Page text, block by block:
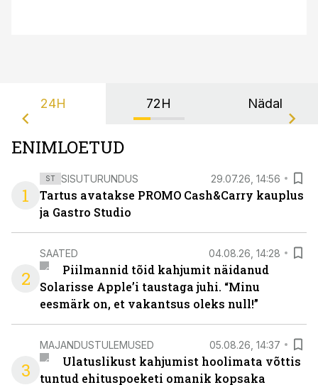
24H 72H Nädal
ENIMLOETUD
1
ST SISUTURUNDUS 29.07.26, 14:56
Tartus avatakse PROMO Cash&Carry kauplus
ja Gastro Studio
2
SAATED 04.08.26, 14:28
Piilmannid tõid kahjumit näidanud
Solarisse Apple’i taustaga juhi. “Minu
eesmärk on, et vakantsus oleks null!”
3
MAJANDUSTULEMUSED 05.08.26, 14:37
Ulatuslikust kahjumist hoolimata võttis
tuntud ehituspoeketi omanik kopsaka